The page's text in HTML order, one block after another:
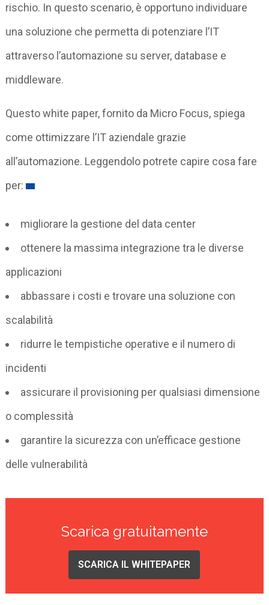
rischio. In questo scenario, è opportuno individuare
una soluzione che permetta di potenziare l’IT
attraverso l’automazione su server, database e
middleware.
Questo white paper, fornito da Micro Focus, spiega
come ottimizzare l’IT aziendale grazie
all’automazione. Leggendolo potrete capire cosa fare
per:
migliorare la gestione del data center
ottenere la massima integrazione tra le diverse
applicazioni
abbassare i costi e trovare una soluzione con
scalabilità
ridurre le tempistiche operative e il numero di
incidenti
assicurare il provisioning per qualsiasi dimensione
o complessità
garantire la sicurezza con un’efficace gestione
delle vulnerabilità
Scarica gratuitamente
SCARICA IL WHITEPAPER